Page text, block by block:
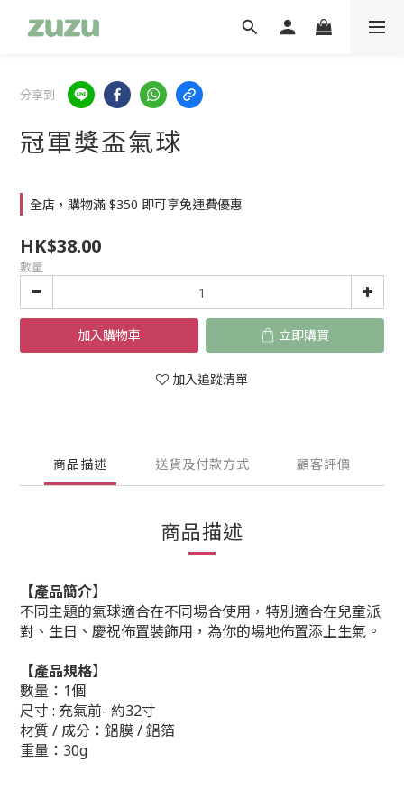
分享到
冠軍獎盃氣球
全店，購物滿 $350 即可享免運費優惠
HK$38.00
數量
加入購物車 立即購買
加入追蹤清單
商品描述 送貨及付款方式 顧客評價
商品描述
【產品簡介】
不同主題的氣球適合在不同場合使用，特別適合在兒童派
對、生日、慶祝佈置裝飾用，為你的場地佈置添上生氣。
【產品規格】
數量：1個
尺寸 : 充氣前- 約32寸
材質 / 成分：鋁膜 / 鋁箔
重量：30g